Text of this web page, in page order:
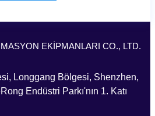
EKİPMANLARI CO., LTD.
Longgang Bölgesi, Shenzhen,
Endüstri Parkı'nın 1. Katı